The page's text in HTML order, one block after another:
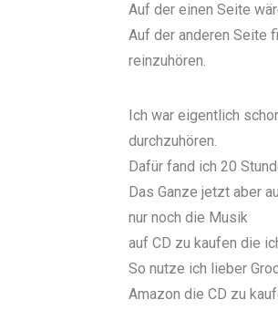
Auf der einen Seite
Auf der anderen Seite
reinzuhören.
Ich war eigentlich
durchzuhören.
Dafür fand ich 20
Das Ganze jetzt aber
nur noch die Musik
auf CD zu kaufen die
So nutze ich lieber
Amazon die CD zu